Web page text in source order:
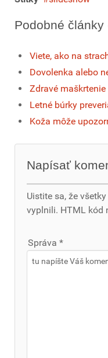
Podobné
Viete, ako na
Dovolenka alebo
Zdravé
Letné búrky
Koža môže
Napísať
Uistite sa, že
vyplnili. HTML kód
Správa *